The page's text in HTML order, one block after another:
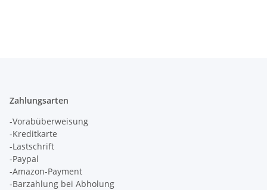
Zahlungsarten
-Vorabüberweisung
-Kreditkarte
-Lastschrift
-Paypal
-Amazon-Payment
-Barzahlung bei Abholung